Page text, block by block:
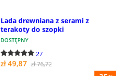
Lada drewniana z serami z
terakoty do szopki
DOSTĘPNY
27
zł 49,87 zł 76,72